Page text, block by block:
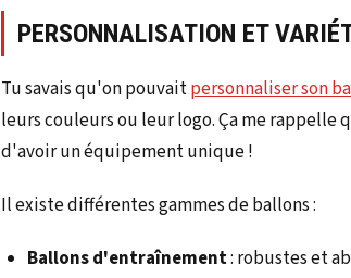
PERSONNALISATION ET
Tu savais qu'on pouvaitpersonnaliser son
leurs couleurs ou leur logo. Ça me rappelle
d'avoir un équipement unique !
Il existe différentes gammes de ballons :
Ballons d'entraînement: robustes et